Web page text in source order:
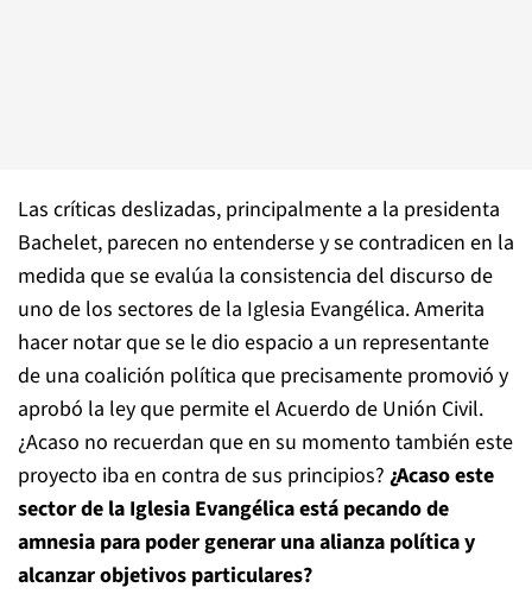
Las críticas deslizadas, principalmente a la presidenta
Bachelet, parecen no entenderse y se contradicen en la
medida que se evalúa la consistencia del discurso de
uno de los sectores de la Iglesia Evangélica. Amerita
hacer notar que se le dio espacio a un representante
de una coalición política que precisamente promovió y
aprobó la ley que permite el Acuerdo de Unión Civil.
¿Acaso no recuerdan que en su momento también este
proyecto iba en contra de sus principios? ¿Acaso este
sector de la Iglesia Evangélica está pecando de
amnesia para poder generar una alianza política y
alcanzar objetivos particulares?